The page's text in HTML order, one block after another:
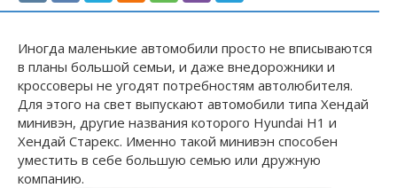
Иногда маленькие автомобили просто не вписываются
в планы большой семьи, и даже внедорожники и
кроссоверы не угодят потребностям автолюбителя.
Для этого на свет выпускают автомобили типа Хендай
минивэн, другие названия которого Hyundai H1 и
Хендай Старекс. Именно такой минивэн способен
уместить в себе большую семью или дружную
компанию.